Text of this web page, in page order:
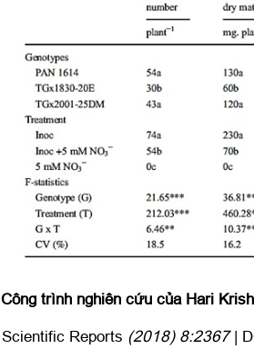
Công trình nghiên cứu của Hari
Scientific Reports (2018) 8:2367 |